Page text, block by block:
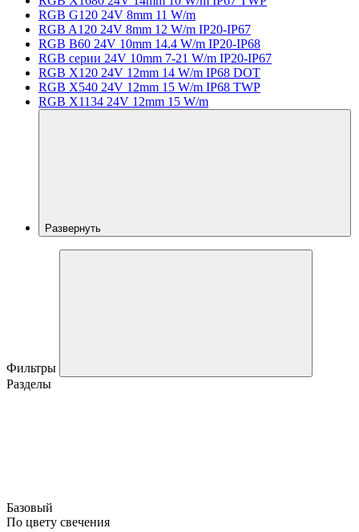
RGB G120 24V 8mm 11 W/m
RGB A120 24V 8mm 12 W/m IP20-IP67
RGB B60 24V 10mm 14.4 W/m IP20-IP68
RGB серии 24V 10mm 7-21 W/m IP20-IP67
RGB X120 24V 12mm 14 W/m IP68 DOT
RGB X540 24V 12mm 15 W/m IP68 TWP
RGB X1134 24V 12mm 15 W/m
Развернуть
Фильтры
Разделы
Базовый
По цвету свечения